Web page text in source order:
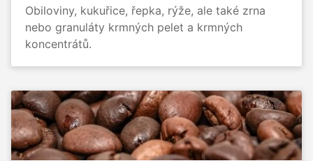
Obiloviny, kukuřice, řepka, rýže, ale také zrna
nebo granuláty krmných pelet a krmných
koncentrátů.